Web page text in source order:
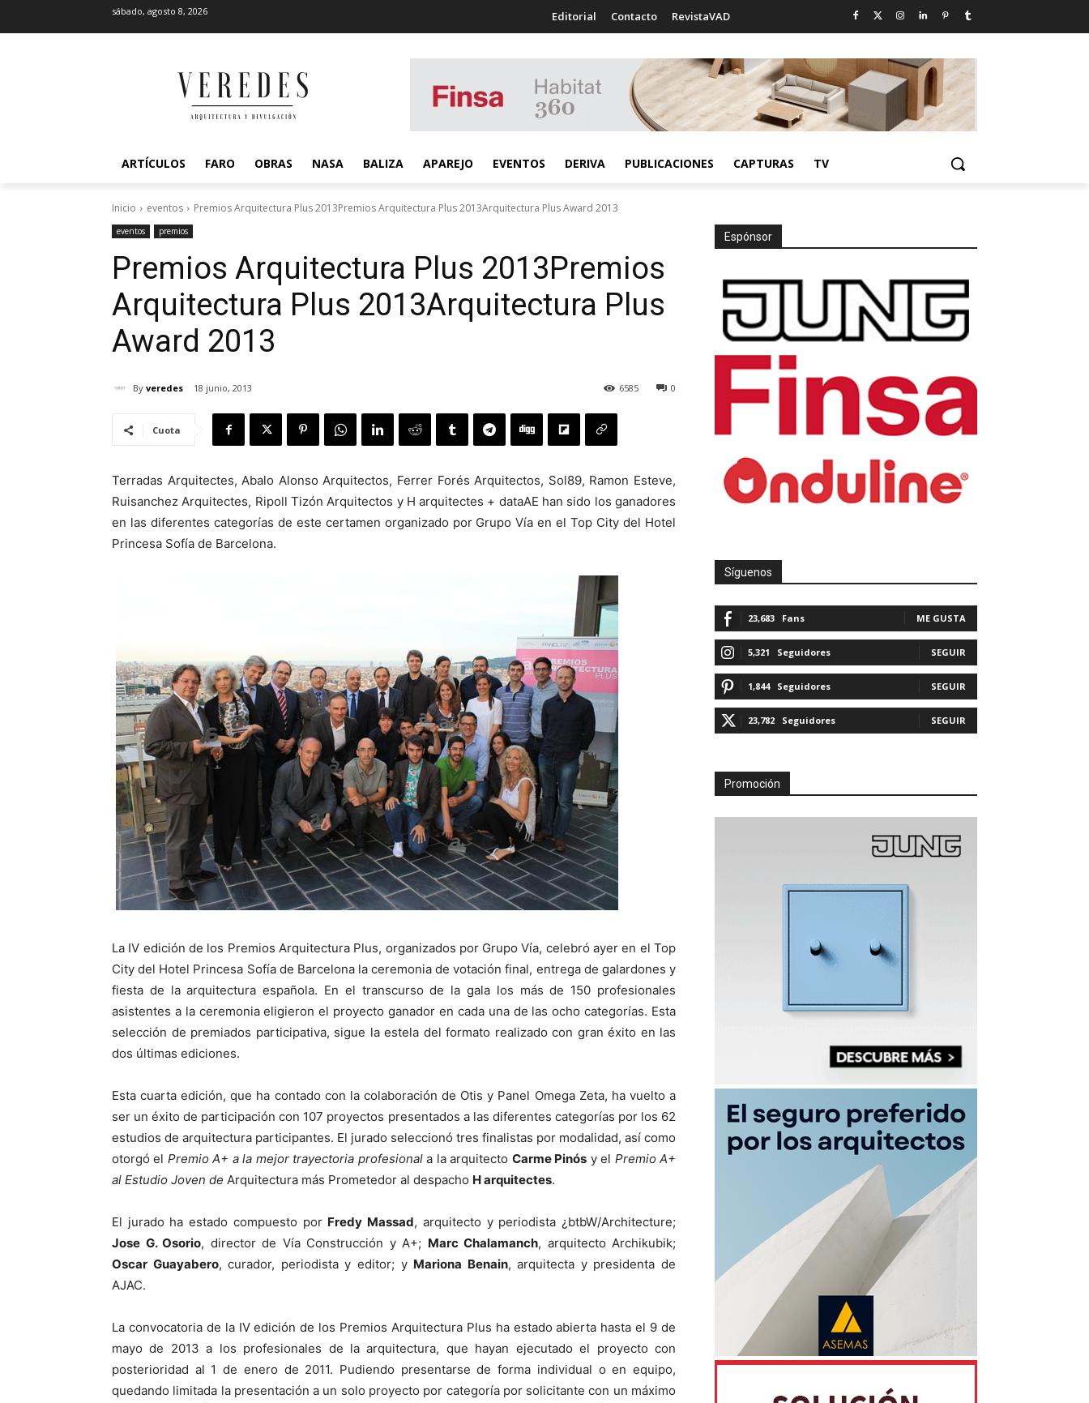
sábado, agosto 8, 2026 Editorial Contacto RevistaVAD
ARTÍCULOS FARO OBRAS NASA BALIZA APAREJO EVENTOS DERIVA PUBLICACIONES CAPTURAS TV
Inicio eventos Premios Arquitectura Plus 2013Premios Arquitectura Plus 2013Arquitectura Plus Award 2013
eventos premios
Premios Arquitectura Plus 2013Premios
Arquitectura Plus 2013Arquitectura Plus
Award 2013
By veredes 18 junio, 2013 0
6585
Cuota
Terradas Arquitectes, Abalo Alonso Arquitectos, Ferrer Forés Arquitectos, Sol89, Ramon Esteve,
Ruisanchez Arquitectes, Ripoll Tizón Arquitectos y H arquitectes + dataAE han sido los ganadores
en las diferentes categorías de este certamen organizado por Grupo Vía en el Top City del Hotel
Princesa Sofía de Barcelona.
La IV edición de los Premios Arquitectura Plus, organizados por Grupo Vía, celebró ayer en el Top
City del Hotel Princesa Sofía de Barcelona la ceremonia de votación final, entrega de galardones y
fiesta de la arquitectura española. En el transcurso de la gala los más de 150 profesionales
asistentes a la ceremonia eligieron el proyecto ganador en cada una de las ocho categorías. Esta
selección de premiados participativa, sigue la estela del formato realizado con gran éxito en las
dos últimas ediciones.
Esta cuarta edición, que ha contado con la colaboración de Otis y Panel Omega Zeta, ha vuelto a
ser un éxito de participación con 107 proyectos presentados a las diferentes categorías por los 62
estudios de arquitectura participantes. El jurado seleccionó tres finalistas por modalidad, así como
otorgó el Premio A+ a la mejor trayectoria profesionala la arquitecto Carme Pinós y el Premio A+
al Estudio Joven de Arquitectura más Prometedor al despacho H arquitectes.
El jurado ha estado compuesto por Fredy Massad, arquitecto y periodista ¿btbW/Architecture;
Jose G. Osorio, director de Vía Construcción y A+; Marc Chalamanch, arquitecto Archikubik;
Oscar Guayabero, curador, periodista y editor; y Mariona Benain, arquitecta y presidenta de
AJAC.
La convocatoria de la IV edición de los Premios Arquitectura Plus ha estado abierta hasta el 9 de
mayo de 2013 a los profesionales de la arquitectura, que hayan ejecutado el proyecto con
posterioridad al 1 de enero de 2011. Pudiendo presentarse de forma individual o en equipo,
quedando limitada la presentación a un solo proyecto por categoría por solicitante con un máximo
Espónsor
Síguenos
23,683 Fans ME GUSTA
5,321 Seguidores SEGUIR
1,844 Seguidores SEGUIR
23,782 Seguidores SEGUIR
Promoción